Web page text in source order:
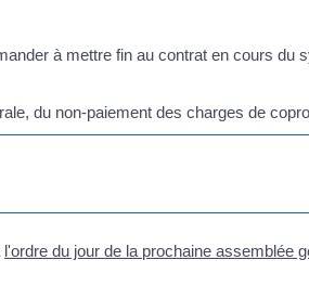
à mettre fin au contrat en cours du
du non-paiement des charges de
l'ordre du jour de la prochaine assemblée